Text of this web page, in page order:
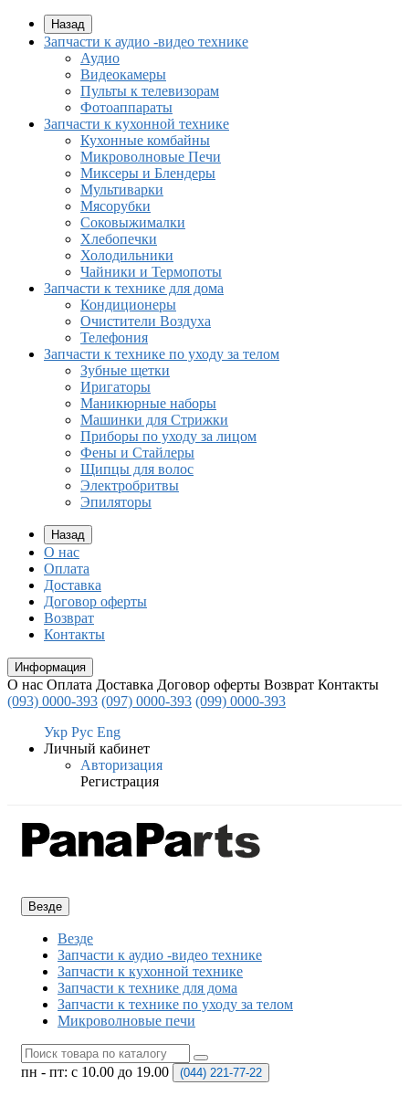
Назад
Запчасти к аудио -видео технике
Аудио
Видеокамеры
Пульты к телевизорам
Фотоаппараты
Запчасти к кухонной технике
Кухонные комбайны
Микроволновые Печи
Миксеры и Блендеры
Мультиварки
Мясорубки
Соковыжималки
Хлебопечки
Холодильники
Чайники и Термопоты
Запчасти к технике для дома
Кондиционеры
Очистители Воздуха
Телефония
Запчасти к технике по уходу за телом
Зубные щетки
Иригаторы
Маникюрные наборы
Машинки для Стрижки
Приборы по уходу за лицом
Фены и Стайлеры
Щипцы для волос
Электробритвы
Эпиляторы
Назад
О нас
Оплата
Доставка
Договор оферты
Возврат
Контакты
Информация
О нас Оплата Доставка Договор оферты Возврат Контакты
(093) 0000-393 (097) 0000-393 (099) 0000-393
Укр Рус Eng
Личный кабинет
Авторизация
Регистрация
Везде
Везде
Запчасти к аудио -видео технике
Запчасти к кухонной технике
Запчасти к технике для дома
Запчасти к технике по уходу за телом
Микроволновые печи
пн - пт: с 10.00 до 19.00 (044) 221-77-22